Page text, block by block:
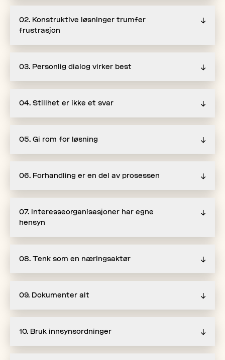
02. Konstruktive løsninger trumfer
frustrasjon
↓
03. Personlig dialog virker best ↓
04. Stillhet er ikke et svar ↓
05. Gi rom for løsning ↓
06. Forhandling er en del av prosessen ↓
07. Interesseorganisasjoner har egne
hensyn
↓
08. Tenk som en næringsaktør ↓
09. Dokumenter alt ↓
10. Bruk innsynsordninger ↓